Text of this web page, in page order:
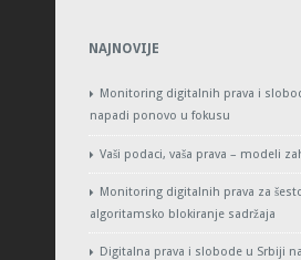
NAJNOVIJE
Monitoring digitalnih prava i
napadi ponovo u fokusu
Vaši podaci, vaša prava – modeli
Monitoring digitalnih prava za
algoritamsko blokiranje sadržaja
Digitalna prava i slobode u Srbiji